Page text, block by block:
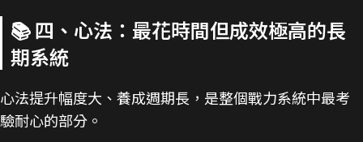
📚 四、心法：最花時間但成效極高的長
期系統
心法提升幅度大、養成週期長，是整個戰力系統中最考
驗耐心的部分。